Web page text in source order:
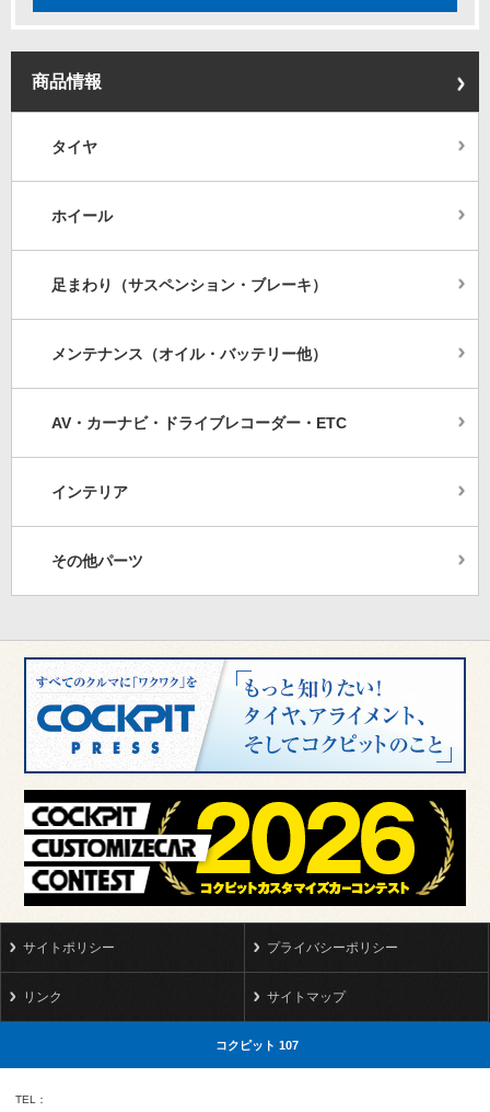
商品情報
タイヤ
ホイール
足まわり（サスペンション・ブレーキ）
メンテナンス（オイル・バッテリー他）
AV・カーナビ・ドライブレコーダー・ETC
インテリア
その他パーツ
サイトポリシー プライバシーポリシー
リンク サイトマップ
コクピット 107
TEL